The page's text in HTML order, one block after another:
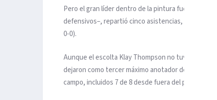
Pero el gran líder dentro de la pintura fue el ala-
defensivos–, repartió cinco asistencias, recuperó
0-0).
Aunque el escolta Klay Thompson no tuvo su
dejaron como tercer máximo anotador del equipo
campo, incluidos 7 de 8 desde fuera del perímetro.